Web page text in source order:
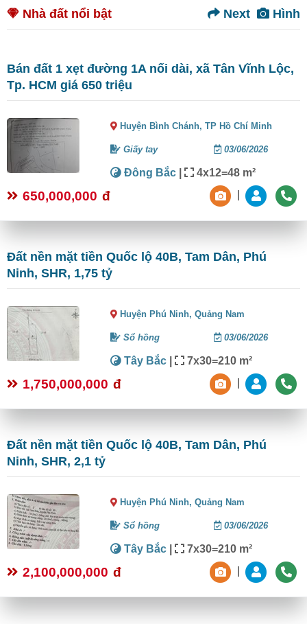
Nhà đất nổi bật Hình
Next
Bán đất 1 xẹt đường 1A nối dài, xã Tân Vĩnh Lộc,
Tp. HCM giá 650 triệu
Huyện Bình Chánh,TP Hồ Chí Minh
Giấy tay 03/06/2026
Đông Bắc | 4x12=48 m²
650,000,000 đ
Đất nền mặt tiền Quốc lộ 40B, Tam Dân, Phú
Ninh, SHR, 1,75 tỷ
Huyện Phú Ninh,Quảng Nam
Sổ hồng 03/06/2026
Tây Bắc | 7x30=210 m²
1,750,000,000 đ
Đất nền mặt tiền Quốc lộ 40B, Tam Dân, Phú
Ninh, SHR, 2,1 tỷ
Huyện Phú Ninh,Quảng Nam
Sổ hồng 03/06/2026
Tây Bắc | 7x30=210 m²
2,100,000,000 đ